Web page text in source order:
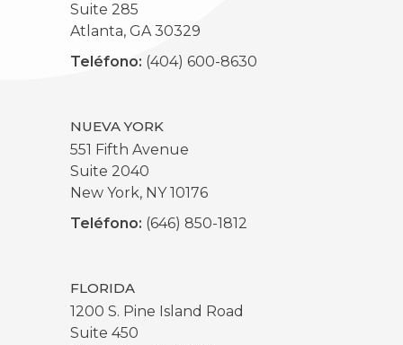
Suite 285
Atlanta, GA 30329
Teléfono: (404) 600-8630
NUEVA YORK
551 Fifth Avenue
Suite 2040
New York, NY 10176
Teléfono: (646) 850-1812
FLORIDA
1200 S. Pine Island Road
Suite 450